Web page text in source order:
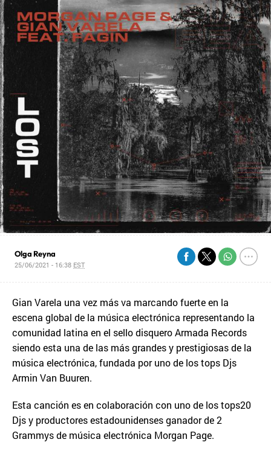
Olga Reyna
25/06/2021 - 16:38 EST
Gian Varela una vez más va marcando fuerte en la
escena global de la música electrónica representando la
comunidad latina en el sello disquero Armada Records
siendo esta una de las más grandes y prestigiosas de la
música electrónica, fundada por uno de los tops Djs
Armin Van Buuren.
Esta canción es en colaboración con uno de los tops20
Djs y productores estadounidenses ganador de 2
Grammys de música electrónica Morgan Page.